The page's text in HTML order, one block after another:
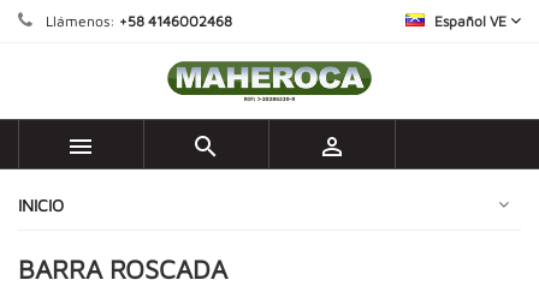
Llámenos: +58 4146002468 Español VE
  
INICIO
BARRA ROSCADA